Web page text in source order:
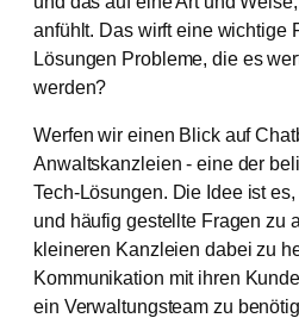
anfühlt. Das wirft eine wichtige
Lösungen Probleme, die es
werden?
Werfen wir einen Blick auf
Anwaltskanzleien - eine der
Tech-Lösungen. Die Idee ist
und häufig gestellte Fragen zu
kleineren Kanzleien dabei zu
Kommunikation mit ihren
ein Verwaltungsteam zu